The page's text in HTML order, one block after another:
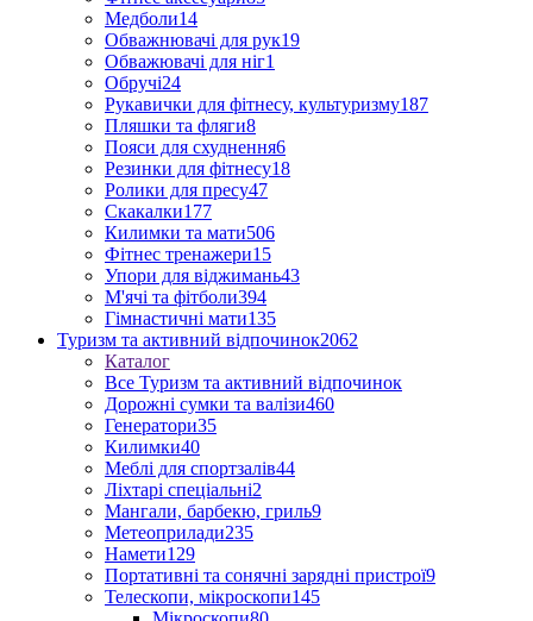
Медболи14
Обважнювачі для рук19
Обважювачі для ніг1
Обручі24
Рукавички для фітнесу, культуризму187
Пляшки та фляги8
Пояси для схуднення6
Резинки для фітнесу18
Ролики для пресу47
Скакалки177
Килимки та мати506
Фітнес тренажери15
Упори для віджимань43
М'ячі та фітболи394
Гімнастичні мати135
Туризм та активний відпочинок2062
Каталог
Все Туризм та активний відпочинок
Дорожні сумки та валізи460
Генератори35
Килимки40
Меблі для спортзалів44
Ліхтарі спеціальні2
Мангали, барбекю, гриль9
Метеоприлади235
Намети129
Портативні та сонячні зарядні пристрої9
Телескопи, мікроскопи145